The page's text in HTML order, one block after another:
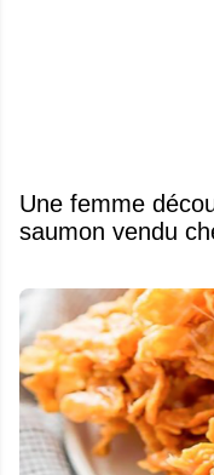
Une femme
saumon vendu